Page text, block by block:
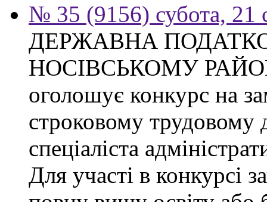
№ 35 (9156) субота, 21
ДЕРЖАВНА
НОСІВСЬКОМУ
оголошує конкурс на
строковому трудовому
спеціаліста
Для участі в конкурсі